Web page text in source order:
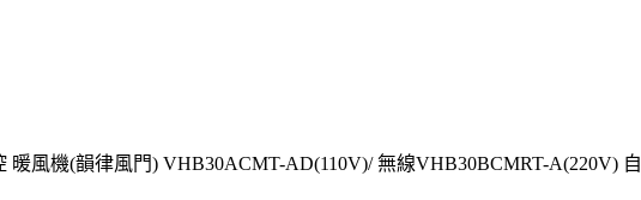
風機(韻律風門) VHB30ACMT-AD(110V)/ 無線VHB30BCMRT-A(220V)